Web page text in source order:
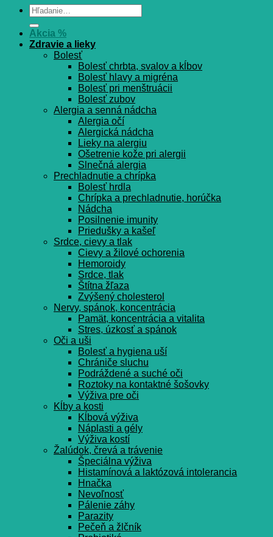
Hľadať:
Akcia %
Zdravie a lieky
Bolesť
Bolesť chrbta, svalov a kĺbov
Bolesť hlavy a migréna
Bolesť pri menštruácii
Bolesť zubov
Alergia a senná nádcha
Alergia očí
Alergická nádcha
Lieky na alergiu
Ošetrenie kože pri alergii
Slnečná alergia
Prechladnutie a chrípka
Bolesť hrdla
Chrípka a prechladnutie, horúčka
Nádcha
Posilnenie imunity
Priedušky a kašeľ
Srdce, cievy a tlak
Cievy a žilové ochorenia
Hemoroidy
Srdce, tlak
Štítna žľaza
Zvýšený cholesterol
Nervy, spánok, koncentrácia
Pamät, koncentrácia a vitalita
Stres, úzkosť a spánok
Oči a uši
Bolesť a hygiena uší
Chrániče sluchu
Podráždené a suché oči
Roztoky na kontaktné šošovky
Výživa pre oči
Kĺby a kosti
Kĺbová výživa
Náplasti a gély
Výživa kostí
Žalúdok, črevá a trávenie
Špeciálna výživa
Histamínová a laktózová intolerancia
Hnačka
Nevoľnosť
Pálenie záhy
Parazity
Pečeň a žlčník